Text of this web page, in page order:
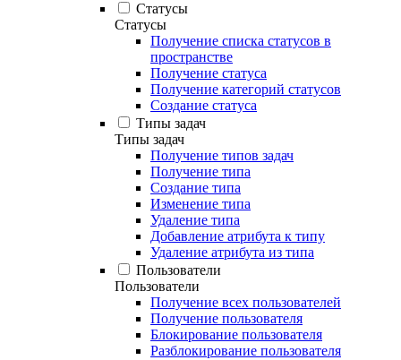
Статусы
Статусы
Получение списка статусов в
пространстве
Получение статуса
Получение категорий статусов
Создание статуса
Типы задач
Типы задач
Получение типов задач
Получение типа
Создание типа
Изменение типа
Удаление типа
Добавление атрибута к типу
Удаление атрибута из типа
Пользователи
Пользователи
Получение всех пользователей
Получение пользователя
Блокирование пользователя
Разблокирование пользователя